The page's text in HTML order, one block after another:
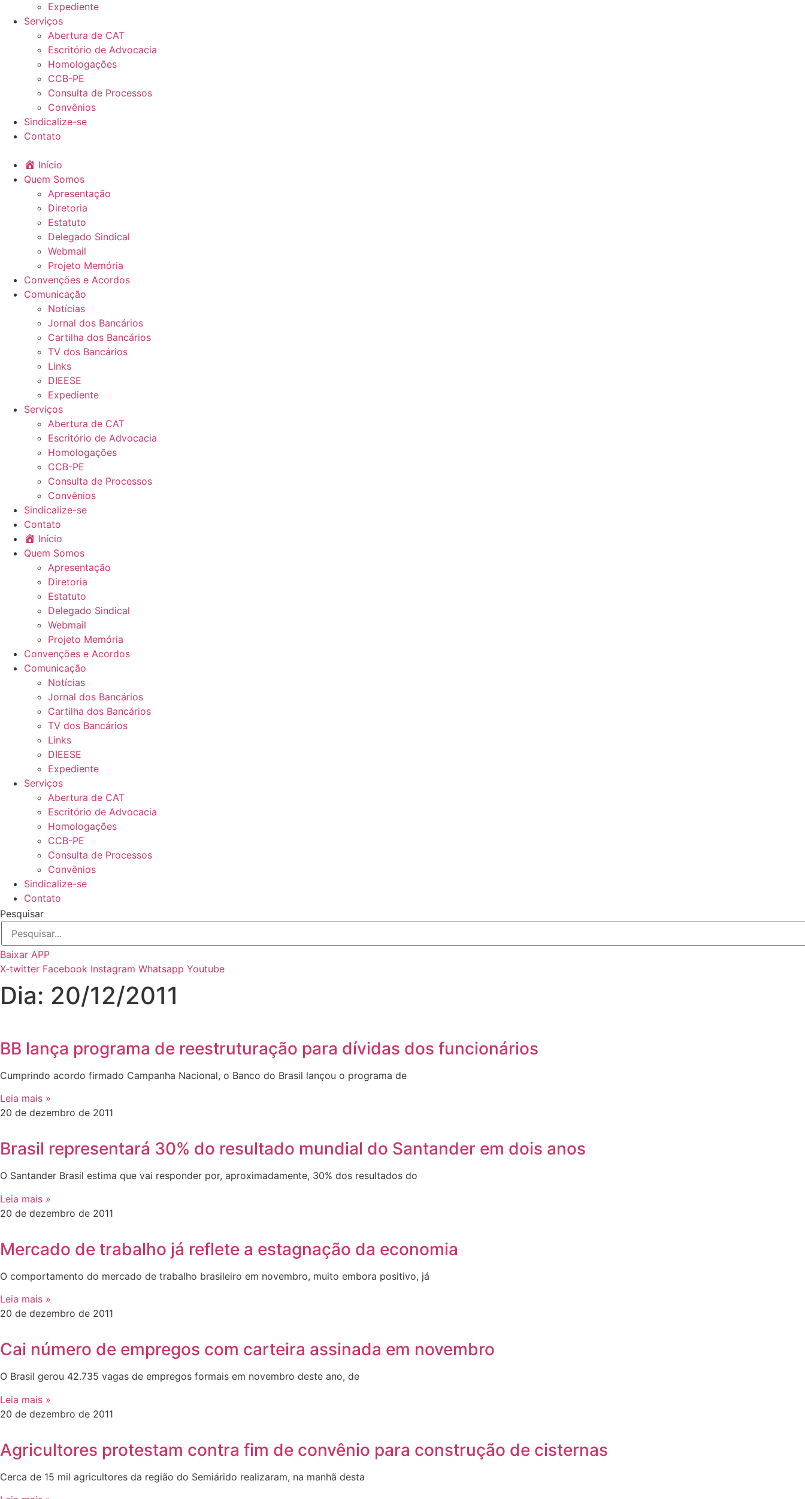
Expediente
Serviços
Abertura de CAT
Escritório de Advocacia
Homologações
CCB-PE
Consulta de Processos
Convênios
Sindicalize-se
Contato
Início
Quem Somos
Apresentação
Diretoria
Estatuto
Delegado Sindical
Webmail
Projeto Memória
Convenções e Acordos
Comunicação
Notícias
Jornal dos Bancários
Cartilha dos Bancários
TV dos Bancários
Links
DIEESE
Expediente
Serviços
Abertura de CAT
Escritório de Advocacia
Homologações
CCB-PE
Consulta de Processos
Convênios
Sindicalize-se
Contato
Início
Quem Somos
Apresentação
Diretoria
Estatuto
Delegado Sindical
Webmail
Projeto Memória
Convenções e Acordos
Comunicação
Notícias
Jornal dos Bancários
Cartilha dos Bancários
TV dos Bancários
Links
DIEESE
Expediente
Serviços
Abertura de CAT
Escritório de Advocacia
Homologações
CCB-PE
Consulta de Processos
Convênios
Sindicalize-se
Contato
Pesquisar
Baixar APP
X-twitter Facebook Instagram Whatsapp Youtube
Dia: 20/12/2011
BB lança programa de reestruturação para dívidas dos funcionários
Cumprindo acordo firmado Campanha Nacional, o Banco do Brasil lançou o programa de
Leia mais »
20 de dezembro de 2011
Brasil representará 30% do resultado mundial do Santander em dois anos
O Santander Brasil estima que vai responder por, aproximadamente, 30% dos resultados do
Leia mais »
20 de dezembro de 2011
Mercado de trabalho já reflete a estagnação da economia
O comportamento do mercado de trabalho brasileiro em novembro, muito embora positivo, já
Leia mais »
20 de dezembro de 2011
Cai número de empregos com carteira assinada em novembro
O Brasil gerou 42.735 vagas de empregos formais em novembro deste ano, de
Leia mais »
20 de dezembro de 2011
Agricultores protestam contra fim de convênio para construção de cisternas
Cerca de 15 mil agricultores da região do Semiárido realizaram, na manhã desta